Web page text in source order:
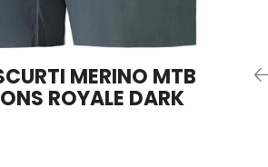
MERINO MTB
ROYALE DARK